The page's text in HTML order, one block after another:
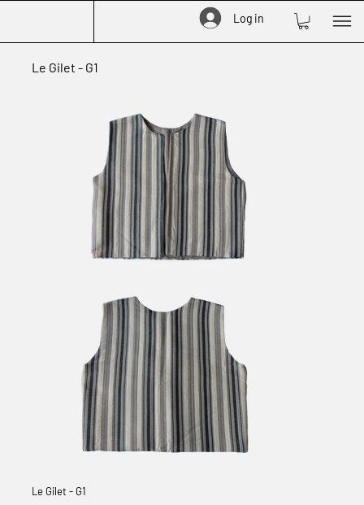
Log in
Le Gilet - G1
Le Gilet - G1